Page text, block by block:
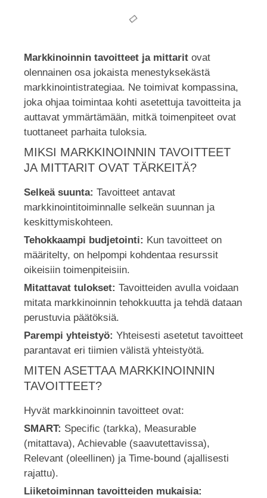
Markkinoinnin tavoitteet ja mittarit ovat
olennainen osa jokaista menestyksekästä
markkinointistrategiaa. Ne toimivat kompassina,
joka ohjaa toimintaa kohti asetettuja tavoitteita ja
auttavat ymmärtämään, mitkä toimenpiteet ovat
tuottaneet parhaita tuloksia.
MIKSI MARKKINOINNIN TAVOITTEET
JA MITTARIT OVAT TÄRKEITÄ?
Selkeä suunta: Tavoitteet antavat
markkinointitoiminnalle selkeän suunnan ja
keskittymiskohteen.
Tehokkaampi budjetointi: Kun tavoitteet on
määritelty, on helpompi kohdentaa resurssit
oikeisiin toimenpiteisiin.
Mitattavat tulokset: Tavoitteiden avulla voidaan
mitata markkinoinnin tehokkuutta ja tehdä dataan
perustuvia päätöksiä.
Parempi yhteistyö: Yhteisesti asetetut tavoitteet
parantavat eri tiimien välistä yhteistyötä.
MITEN ASETTAA MARKKINOINNIN
TAVOITTEET?
Hyvät markkinoinnin tavoitteet ovat:
SMART: Specific (tarkka), Measurable
(mitattava), Achievable (saavutettavissa),
Relevant (oleellinen) ja Time-bound (ajallisesti
rajattu).
Liiketoiminnan tavoitteiden mukaisia: